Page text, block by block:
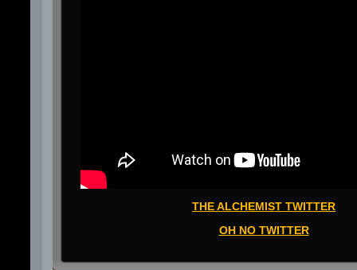
THE ALCHEMIST TWITTER
OH NO TWITTER